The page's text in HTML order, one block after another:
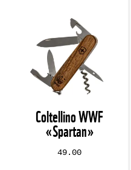
Coltellino WWF
«Spartan»
49.00